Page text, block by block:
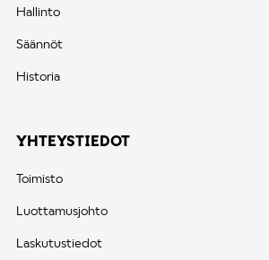
Hallinto
Säännöt
Historia
YHTEYSTIEDOT
Toimisto
Luottamusjohto
Laskutustiedot